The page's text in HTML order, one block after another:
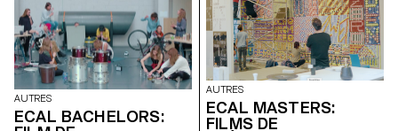
AUTRES
ECAL BACHELORS:
AUTRES
ECAL MASTERS:
FILMS DE